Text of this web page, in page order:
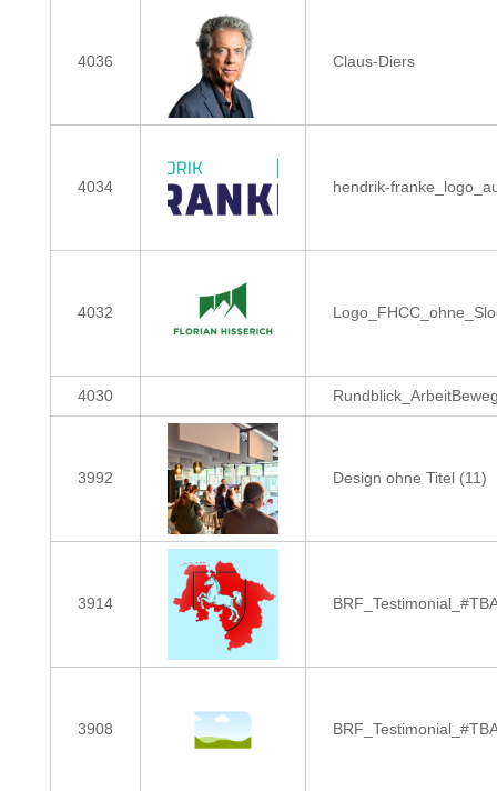
4036 Claus-Diers
4034 hendrik-
4032
4030
3992 Design ohne Titel (11)
3914
3908